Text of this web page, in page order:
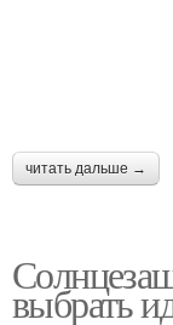
читать дальше →
выбрать